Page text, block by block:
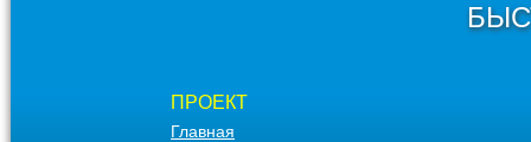
ПРОЕКТ
Главная